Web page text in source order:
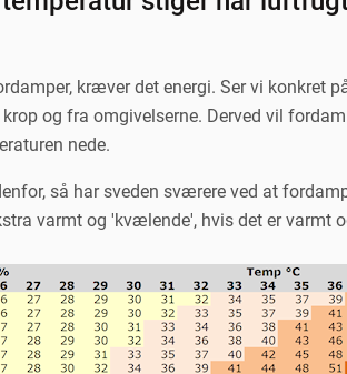
kræver det energi. Ser vi konkret
og fra omgivelserne. Derved vil
nede.
så har sveden sværere ved at
varmt og 'kvælende', hvis det er varmt